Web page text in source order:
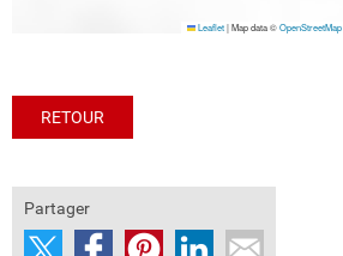
Leaflet|Map data ©OpenStreetMap
RETOUR
Partager